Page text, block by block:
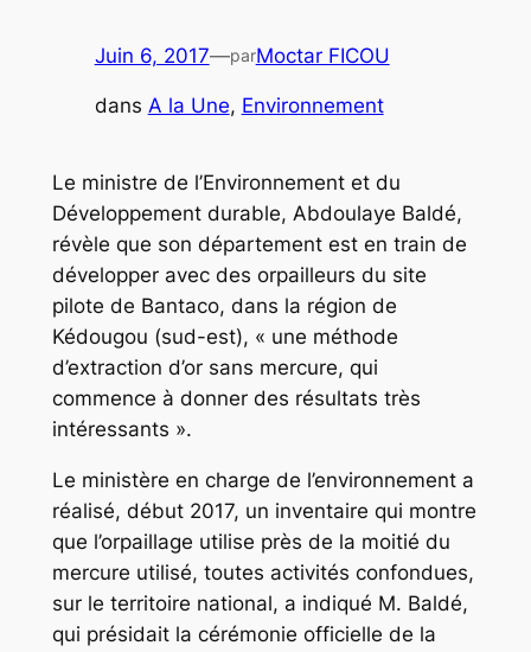
Juin 6, 2017—parMoctar FICOU
dans A la Une, Environnement
Le ministre de l’Environnement et du
Développement durable, Abdoulaye Baldé,
révèle que son département est en train de
développer avec des orpailleurs du site
pilote de Bantaco, dans la région de
Kédougou (sud-est), « une méthode
d’extraction d’or sans mercure, qui
commence à donner des résultats très
intéressants ».
Le ministère en charge de l’environnement a
réalisé, début 2017, un inventaire qui montre
que l’orpaillage utilise près de la moitié du
mercure utilisé, toutes activités confondues,
sur le territoire national, a indiqué M. Baldé,
qui présidait la cérémonie officielle de la